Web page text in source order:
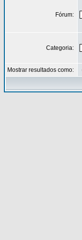
Fórum:
Categoria:
Mostrar resultados como: